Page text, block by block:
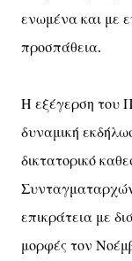
ενωμένα και με
προσπάθεια.
Η εξέγερση του
δυναμική
δικτατορικό
επικράτεια με
μορφές τον